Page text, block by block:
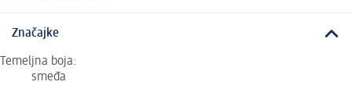
Značajke
Temeljna boja:
smeđa